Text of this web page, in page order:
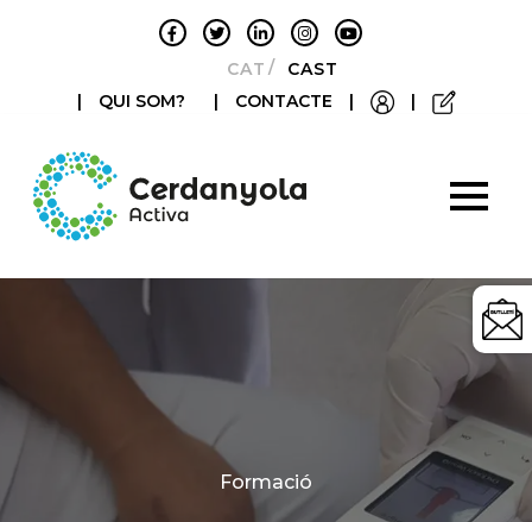
CATALÀCASTELLANO
|
QUI SOM? | CONTACTE | |
Categories
Formació